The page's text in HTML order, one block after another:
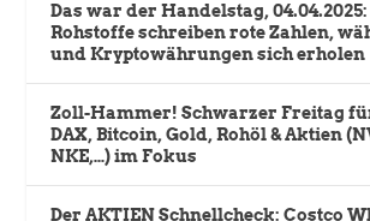
Das war der Handelstag,
Rohstoffe schreiben rote Zahlen,
und Kryptowährungen sich erholen
Zoll-Hammer! Schwarzer Freitag
DAX, Bitcoin, Gold, Rohöl & Aktien
NKE,…) im Fokus
Der AKTIEN Schnellcheck: Costco